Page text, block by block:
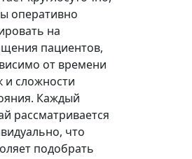
оперативно
на
пациентов,
от времени
и сложности
Каждый
рассматривается
что
подобрать